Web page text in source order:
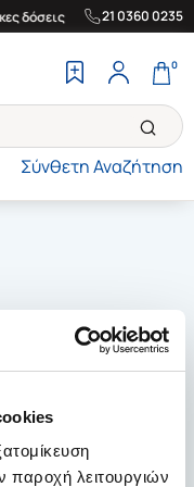
παροχή λειτουργιών
δόσεις | Δωρεάν
21 0360 0235
Σύνθετη Αναζήτηση
0